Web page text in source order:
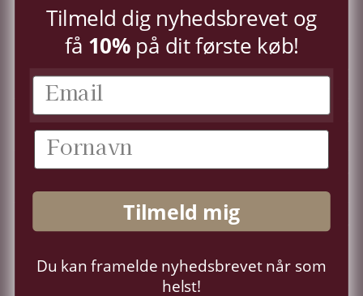
TILMELD
OM OS
Sprog
Dansk
Tilmeld dig nyhedsbrevet og
få 10%på dit første køb!
Tilmeld mig
Du kan framelde nyhedsbrevet når som
helst!